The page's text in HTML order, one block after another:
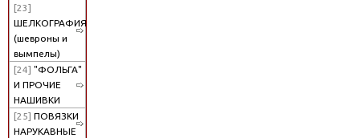
[23]
ШЕЛКОГРАФИЯ
(шевроны и
вымпелы)
[24] "ФОЛЬГА"
И ПРОЧИЕ
НАШИВКИ
[25] ПОВЯЗКИ
НАРУКАВНЫЕ